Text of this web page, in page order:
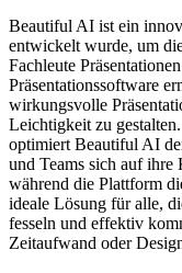
Beautiful AI ist ein
entwickelt wurde, um
Fachleute
Präsentationssoftware
wirkungsvolle
Leichtigkeit zu
optimiert Beautiful AI
und Teams sich auf ihre
während die Plattform
ideale Lösung für alle,
fesseln und effektiv
Zeitaufwand oder